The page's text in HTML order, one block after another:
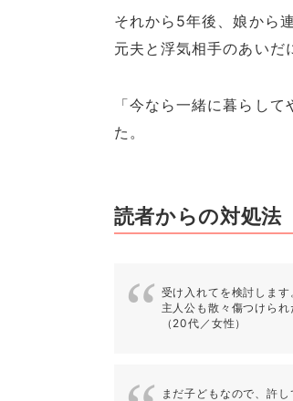
それから5年後、娘から
元夫と浮気相手のあいだ
「今なら一緒に暮らし
た。
読者からの対処法
受け入れてを検討します
主人公も散々傷つけら
（20代／女性）
まだ子どもなので、許し